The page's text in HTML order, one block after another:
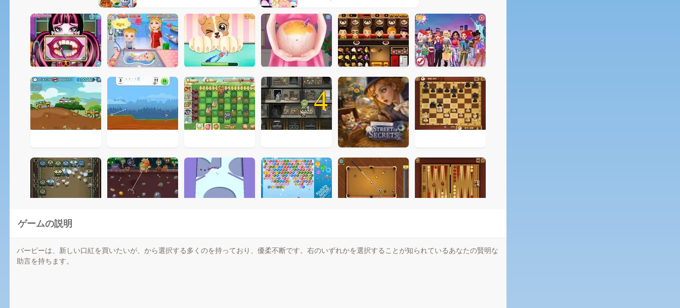
4
ゲームの説明
バービーは、新しい口紅を買いたいが、から選択する多くのを持っており、優柔不断です。右のいずれかを選択することが知られているあなたの賢明な
助言を持ちます。